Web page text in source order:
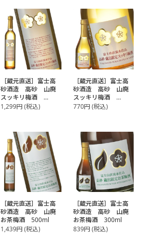
［蔵元直送］富士高
砂酒造 高砂 山廃
スッキリ梅酒
500ml
1,299円(税込)
［蔵元直送］富士高
砂酒造 高砂 山廃
スッキリ梅酒
300ml
770円(税込)
［蔵元直送］富士高
砂酒造 高砂 山廃
お茶梅酒 500ml
1,439円(税込)
［蔵元直送］富士高
砂酒造 高砂 山廃
お茶梅酒 300ml
839円(税込)